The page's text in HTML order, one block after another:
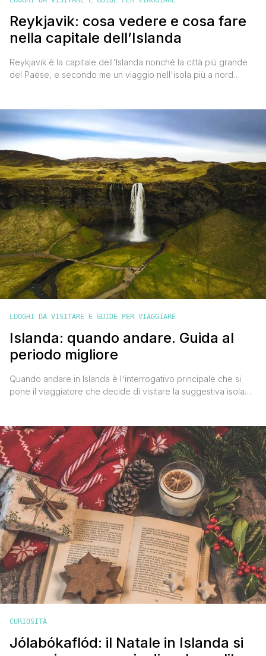
Reykjavik: cosa vedere e cosa fare
nella capitale dell’Islanda
Reykjavik è la capitale dell'Islanda nonché la città più grande
del Paese, e secondo me un viaggio nell'isola più a nord
essere sincero anche io inizialmente sottovalutai Reykjavik e
pensai di utilizzarla solo come base per scoprire i paesaggi [']
LUOGHI DA VISITARE E GUIDE PER VIAGGIARE
Islanda: quando andare. Guida al
periodo migliore
Quando andare in Islanda è l'interrogativo principale che si
pone il viaggiatore che decide di visitare la suggestiva isola
periodo migliore in base al meteo dell'Islanda, ma anche in
base al motivo per il quale hai [']
CURIOSITÀ
Jólabókaflód: il Natale in Islanda si